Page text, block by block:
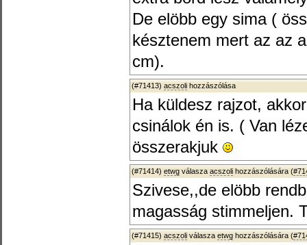
De elöbb egy sima (
késztenem mert az az
cm).
(#71413) acszoli hozzászólása
Ha küldesz rajzot,
csinálok én is. ( Van
összerakjuk
(#71414) etwg válasza acszoli hozzászólására (
Szivese,,de elöbb
magasság stimmeljen.
(#71415) acszoli válasza etwg hozzászólására (